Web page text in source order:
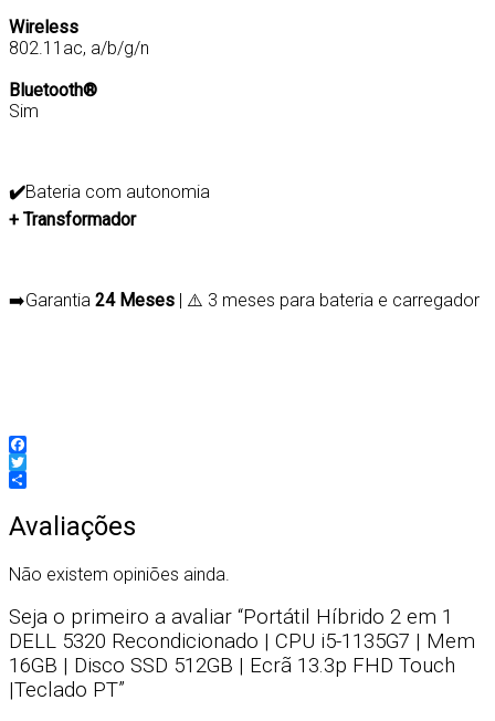
Wireless
802.11ac, a/b/g/n
Bluetooth®
Sim
✔️Bateria com autonomia
+ Transformador
➡️Garantia 24 Meses | ⚠️ 3 meses para bateria e carregador
Facebook
Twitter
Avaliações
Não existem opiniões ainda.
Seja o primeiro a avaliar “Portátil Híbrido 2 em 1
DELL 5320 Recondicionado | CPU i5-1135G7 | Mem
16GB | Disco SSD 512GB | Ecrã 13.3p FHD Touch
|Teclado PT”